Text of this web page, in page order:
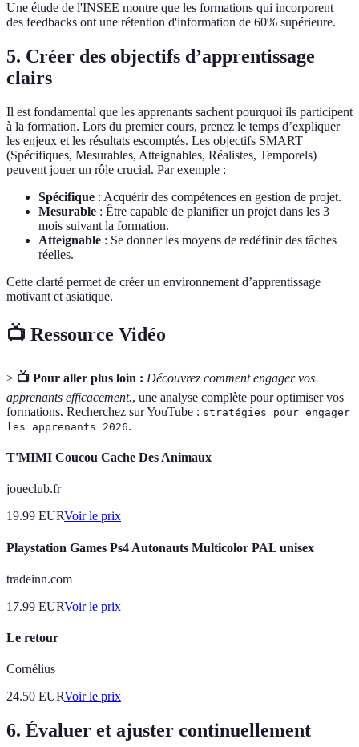
Une étude de l'INSEE montre que les formations qui incorporent
des feedbacks ont une rétention d'information de 60% supérieure.
5. Créer des objectifs d’apprentissage
clairs
Il est fondamental que les apprenants sachent pourquoi ils participent
à la formation. Lors du premier cours, prenez le temps d’expliquer
les enjeux et les résultats escomptés. Les objectifs SMART
(Spécifiques, Mesurables, Atteignables, Réalistes, Temporels)
peuvent jouer un rôle crucial. Par exemple :
Spécifique : Acquérir des compétences en gestion de projet.
Mesurable : Être capable de planifier un projet dans les 3
mois suivant la formation.
Atteignable : Se donner les moyens de redéfinir des tâches
réelles.
Cette clarté permet de créer un environnement d’apprentissage
motivant et asiatique.
📺 Ressource Vidéo
> 📺 Pour aller plus loin : Découvrez comment engager vos
apprenants efficacement., une analyse complète pour optimiser vos
formations. Recherchez sur YouTube : stratégies pour engager
les apprenants 2026.
T'MIMI Coucou Cache Des Animaux
joueclub.fr
19.99 EURVoir le prix
Playstation Games Ps4 Autonauts Multicolor PAL unisex
tradeinn.com
17.99 EURVoir le prix
Le retour
Cornélius
24.50 EURVoir le prix
6. Évaluer et ajuster continuellement